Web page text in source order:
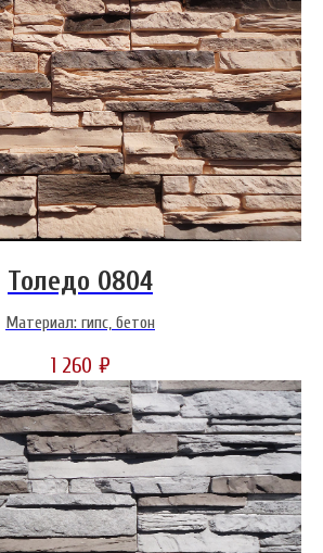
Толедо 0804
Материал: гипс, бетон
1 260 ₽